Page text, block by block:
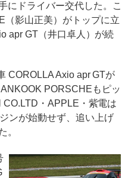
にドライバー交代した。こ
（影山正美）がトップに立
apr GT（井口卓人）が続
COROLLA Axio apr GTが
PORSCHEもピッ
CO.LTD・APPLE・紫電は
ンが始動せず、追い上げ
。